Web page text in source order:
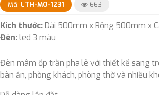
Mã: LTH-MO-1231 663
Kích thước: Dài 500mm x Rộng 500mm x
Đèn: led 3 màu
Đèn mâm ốp trần pha lê với thiết kế sang
bàn ăn, phòng khách, phòng thờ và nhiều